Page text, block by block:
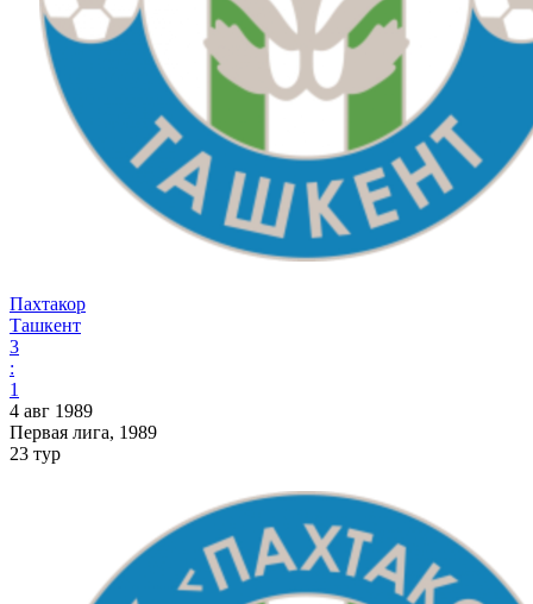
Пахтакор
Ташкент
3
:
1
4 авг 1989
Первая лига, 1989
23 тур